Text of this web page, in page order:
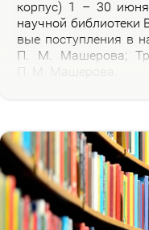
кор­пус) 1 – 30
на­уч­ной
вые по­ступ­ле­ния в
П. М. Ма­ше­ро­ва;